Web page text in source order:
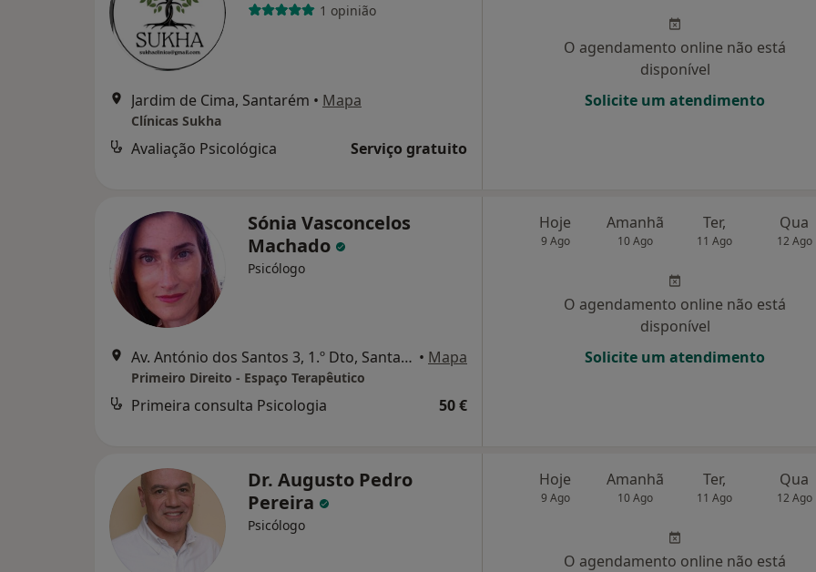
1 opinião
Jardim de Cima, Santarém • Mapa
Clínicas Sukha
Avaliação Psicológica Serviço gratuito
O agendamento online não está
disponível
Solicite um atendimento
Sónia Vasconcelos
Machado
Psicólogo
Av. António dos Santos 3, 1.º Dto, Santarém • Mapa
Primeiro Direito - Espaço Terapêutico
Primeira consulta Psicologia 50 €
Hoje
9 Ago
Amanhã
10 Ago
Ter,
11 Ago
Qua
12 Ago
O agendamento online não está
disponível
Solicite um atendimento
Dr. Augusto Pedro
Pereira
Psicólogo
Hoje
9 Ago
Amanhã
10 Ago
Ter,
11 Ago
Qua
12 Ago
O agendamento online não está